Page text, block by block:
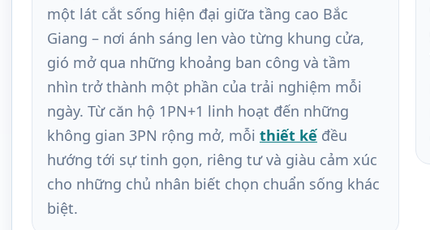
một lát cắt sống hiện đại giữa tầng cao Bắc
Giang – nơi ánh sáng len vào từng khung cửa,
gió mở qua những khoảng ban công và tầm
nhìn trở thành một phần của trải nghiệm mỗi
ngày. Từ căn hộ 1PN+1 linh hoạt đến những
không gian 3PN rộng mở, mỗi thiết kế đều
hướng tới sự tinh gọn, riêng tư và giàu cảm xúc
cho những chủ nhân biết chọn chuẩn sống khác
biệt.